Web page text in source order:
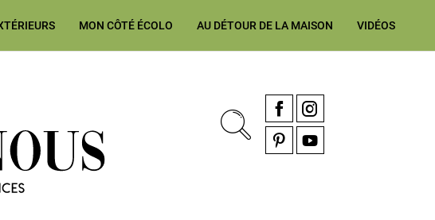
MON CÔTÉ ÉCOLO AU DÉTOUR DE LA MAISON VIDÉOS
Construction, rénovation & décoration Alsace, Franche-Comté
FacebookInstagram